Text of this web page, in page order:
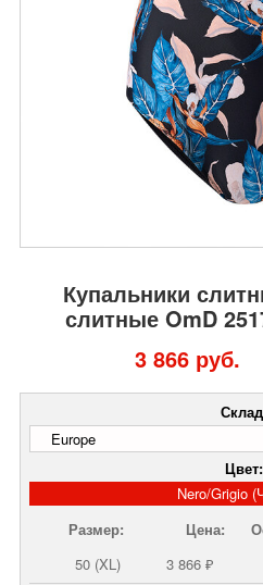
Купальники
слитные OmD
3 866 руб.
Цвет:
Nero/Grigio
Размер:
Цена:
50 (XL)
3 866 ₽